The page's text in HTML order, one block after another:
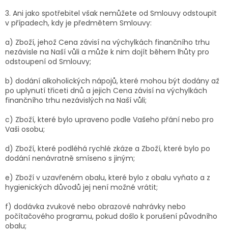
3. Ani jako spotřebitel však nemůžete od Smlouvy odstoupit
v případech, kdy je předmětem Smlouvy:
a) Zboží, jehož Cena závisí na výchylkách finančního trhu
nezávisle na Naší vůli a může k nim dojít během lhůty pro
odstoupení od Smlouvy;
b) dodání alkoholických nápojů, které mohou být dodány až
po uplynutí třiceti dnů a jejich Cena závisí na výchylkách
finančního trhu nezávislých na Naší vůli;
c) Zboží, které bylo upraveno podle Vašeho přání nebo pro
Vaši osobu;
d) Zboží, které podléhá rychlé zkáze a Zboží, které bylo po
dodání nenávratně smíseno s jiným;
e) Zboží v uzavřeném obalu, které bylo z obalu vyňato a z
hygienických důvodů jej není možné vrátit;
f) dodávka zvukové nebo obrazové nahrávky nebo
počítačového programu, pokud došlo k porušení původního
obalu;